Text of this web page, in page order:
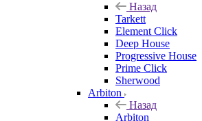
Назад
Tarkett
Element Click
Deep House
Progressive House
Prime Click
Sherwood
Arbiton
Назад
Arbiton